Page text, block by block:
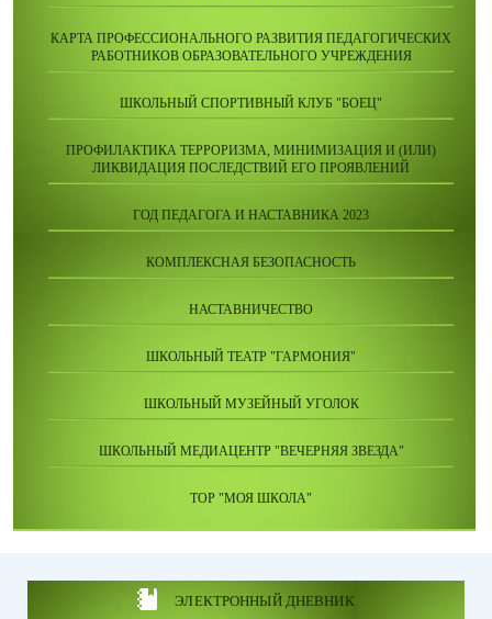
КАРТА ПРОФЕССИОНАЛЬНОГО РАЗВИТИЯ ПЕДАГОГИЧЕСКИХ
РАБОТНИКОВ ОБРАЗОВАТЕЛЬНОГО УЧРЕЖДЕНИЯ
ШКОЛЬНЫЙ СПОРТИВНЫЙ КЛУБ "БОЕЦ"
ПРОФИЛАКТИКА ТЕРРОРИЗМА, МИНИМИЗАЦИЯ И (ИЛИ)
ЛИКВИДАЦИЯ ПОСЛЕДСТВИЙ ЕГО ПРОЯВЛЕНИЙ
ГОД ПЕДАГОГА И НАСТАВНИКА 2023
КОМПЛЕКСНАЯ БЕЗОПАСНОСТЬ
НАСТАВНИЧЕСТВО
ШКОЛЬНЫЙ ТЕАТР "ГАРМОНИЯ"
ШКОЛЬНЫЙ МУЗЕЙНЫЙ УГОЛОК
ШКОЛЬНЫЙ МЕДИАЦЕНТР "ВЕЧЕРНЯЯ ЗВЕЗДА"
ТОР "МОЯ ШКОЛА"
ЭЛЕКТРОННЫЙ ДНЕВНИК